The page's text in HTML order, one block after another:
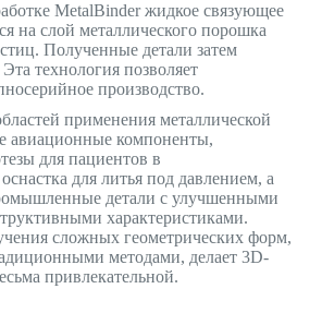
MetalBinder жидкое связующее
на слой металлического порошка
Полученные детали затем
технология позволяет
производство.
применения металлической
авиационные компоненты,
для пациентов в
для литья под давлением, а
детали с улучшенными
характеристиками.
сложных геометрических форм,
методами, делает 3D-
привлекательной.